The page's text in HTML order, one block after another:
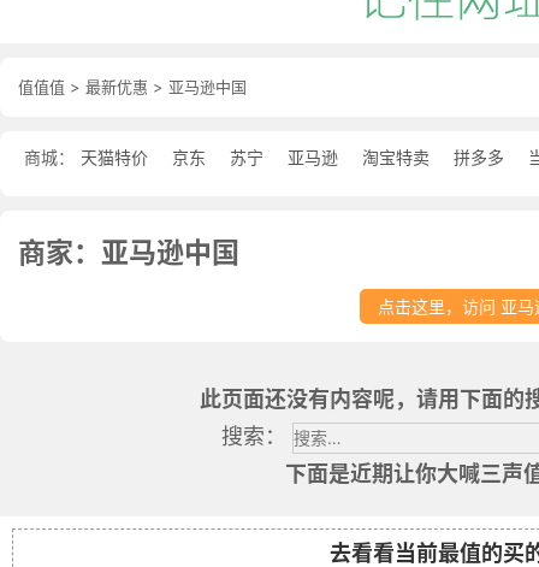
值值值 > 最新优惠 > 亚马逊中国
商城： 天猫特价 京东 苏宁 亚马逊 淘宝特卖 拼多多
商家：亚马逊中国
点击这里，访问 亚马
此页面还没有内容呢，请用下面的
搜索：
下面是近期让你大喊三声
去看看当前最值的买